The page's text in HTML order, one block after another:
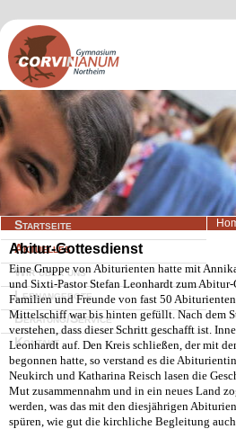
Navigation
überspringen
Startseite
Aktuelles
Wir über uns
Lernangebote
Beratung/Service
Kontakt
Abitur-Gottesdienst
Eine Gruppe von Abiturienten hatte mit
und Sixti-Pastor Stefan Leonhardt zum
Familien und Freunde von fast 50
Mittelschiff war bis hinten gefüllt. Nach dem
verstehen, dass dieser Schritt geschafft ist.
Leonhardt auf. Den Kreis schließen, der mit
begonnen hatte, so verstand es die
Neukirch und Katharina Reisch lasen die
Mut zusammennahm und in ein neues Land
werden, was das mit den diesjährigen
spüren, wie gut die kirchliche Begleitung